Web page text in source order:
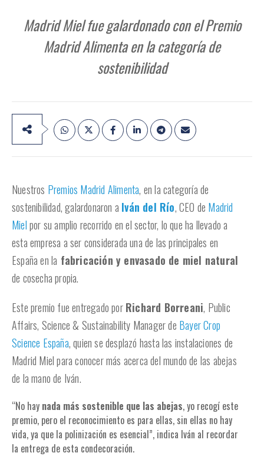
Madrid Miel fue galardonado con el Premio
Madrid Alimenta en la categoría de
sostenibilidad
Nuestros Premios Madrid Alimenta, en la categoría de
sostenibilidad, galardonaron a Iván del Río, CEO de Madrid
Mielpor su amplio recorrido en el sector, lo que ha llevado a
esta empresa a ser considerada una de las principales en
España en la fabricación y envasado de miel natural
de cosecha propia.
Este premio fue entregado porRichard Borreani, Public
Affairs, Science & Sustainability Manager de Bayer Crop
Science España, quien se desplazó hasta las instalaciones de
Madrid Miel para conocer más acerca del mundo de las abejas
de la mano de Iván.
“No hay nada más sostenible que las abejas, yo recogí este
premio, pero el reconocimiento es para ellas, sin ellas no hay
vida, ya que la polinización es esencial”, indica Iván al recordar
la entrega de esta condecoración.